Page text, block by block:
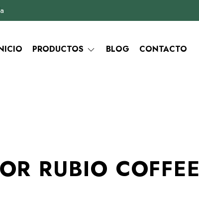
PRODUCTOS BLOG CONTACTO
RUBIO COFFEE